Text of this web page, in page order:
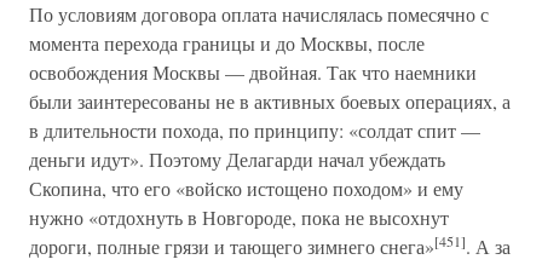
По условиям договора оплата начислялась помесячно с
момента перехода границы и до Москвы, после
освобождения Москвы — двойная. Так что наемники
были заинтересованы не в активных боевых операциях, а
в длительности похода, по принципу: «солдат спит —
деньги идут». Поэтому Делагарди начал убеждать
Скопина, что его «войско истощено походом» и ему
нужно «отдохнуть в Новгороде, пока не высохнут
дороги, полные грязи и тающего зимнего снега»[451]. А за